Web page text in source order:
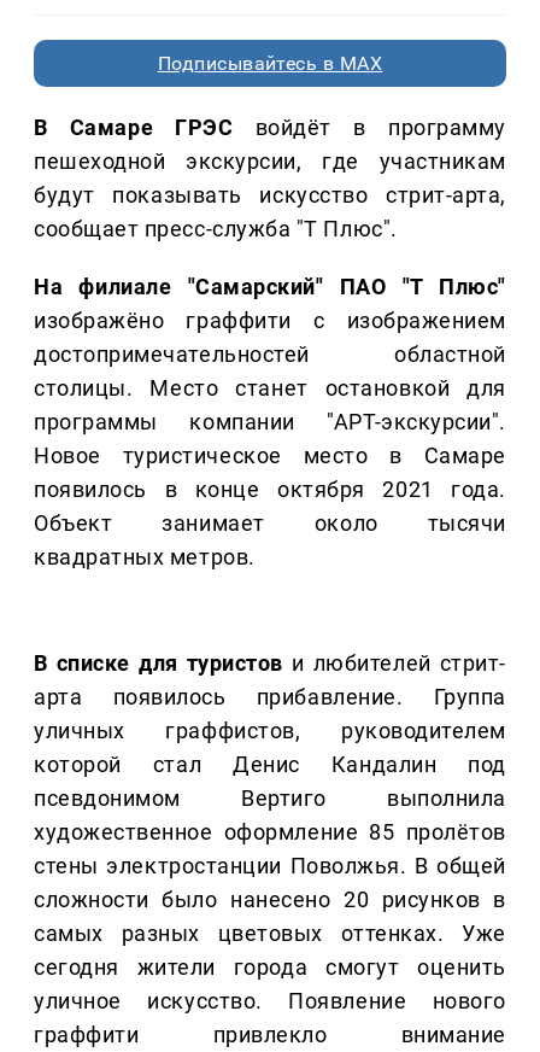
Подписывайтесь в MAX
В Самаре ГРЭС войдёт в программу
пешеходной экскурсии, где участникам
будут показывать искусство стрит-арта,
сообщает пресс-служба "Т Плюс".
На филиале "Самарский" ПАО "Т Плюс"
изображёно граффити с изображением
достопримечательностей областной
столицы. Место станет остановкой для
программы компании "АРТ-экскурсии".
Новое туристическое место в Самаре
появилось в конце октября 2021 года.
Объект занимает около тысячи
квадратных метров.
В списке для туристов и любителей стрит-
арта появилось прибавление. Группа
уличных граффистов, руководителем
которой стал Денис Кандалин под
псевдонимом Вертиго выполнила
художественное оформление 85 пролётов
стены электростанции Поволжья. В общей
сложности было нанесено 20 рисунков в
самых разных цветовых оттенках. Уже
сегодня жители города смогут оценить
уличное искусство. Появление нового
граффити привлекло внимание